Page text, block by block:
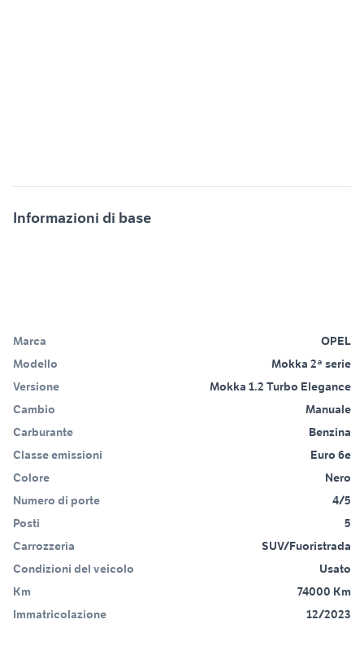
Informazioni di base
Marca
OPEL
Modello
Mokka 2ª serie
Versione
Mokka 1.2 Turbo Elegance
Cambio
Manuale
Carburante
Benzina
Classe emissioni
Euro 6e
Colore
Nero
Numero di porte
4/5
Posti
5
Carrozzeria
SUV/Fuoristrada
Condizioni del veicolo
Usato
Km
74000 Km
Immatricolazione
12/2023